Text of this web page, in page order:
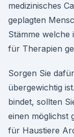
medizinisches
geplagten
Stämme welche
für Therapien
Sorgen Sie
übergewichtig
bindet, sollten
einen möglichst
für Haustiere